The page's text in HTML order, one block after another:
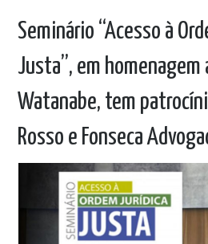
Seminário “Acesso à
Justa”, em homenagem
Watanabe, tem
Rosso e Fonseca